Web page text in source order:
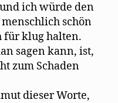
ich würde den
schön
für klug halten.
sagen kann, ist,
zum Schaden
dieser Worte,